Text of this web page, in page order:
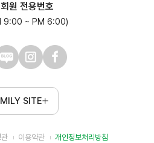
원 전용번호
9:00 ~ PM 6:00)
SITE
관 이용약관
개인정보처리방침